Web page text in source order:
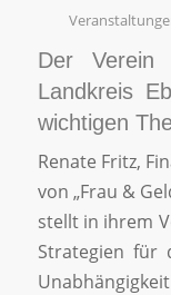
Der Verein
Landkreis
wichtigen
Renate Fritz,
von „Frau &
stellt in ihrem
Strategien für